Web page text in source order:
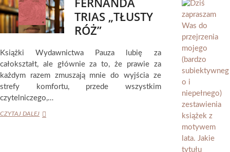
TRIAS „TŁUSTY
RÓŻ”
Książki Wydawnictwa Pauza lubię za
całokształt, ale głównie za to, że prawie za
każdym razem zmuszają mnie do wyjścia ze
strefy komfortu, przede wszystkim
czytelniczego,…
CZYTAJ DALEJFERNANDA